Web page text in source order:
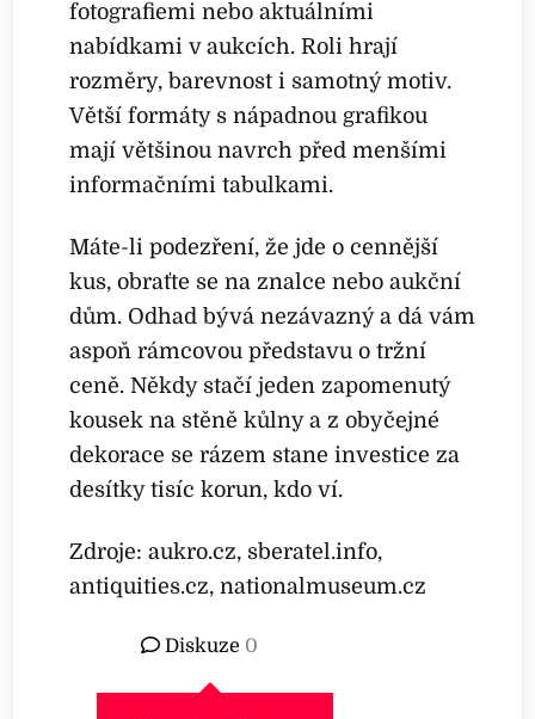
fotografiemi nebo aktuálními
nabídkami v aukcích. Roli hrají
rozměry, barevnost i samotný motiv.
Větší formáty s nápadnou grafikou
mají většinou navrch před menšími
informačními tabulkami.
Máte-li podezření, že jde o cennější
kus, obraťte se na znalce nebo aukční
dům. Odhad bývá nezávazný a dá vám
aspoň rámcovou představu o tržní
ceně. Někdy stačí jeden zapomenutý
kousek na stěně kůlny a z obyčejné
dekorace se rázem stane investice za
desítky tisíc korun, kdo ví.
Zdroje: aukro.cz, sberatel.info,
antiquities.cz, nationalmuseum.cz
Diskuze 0